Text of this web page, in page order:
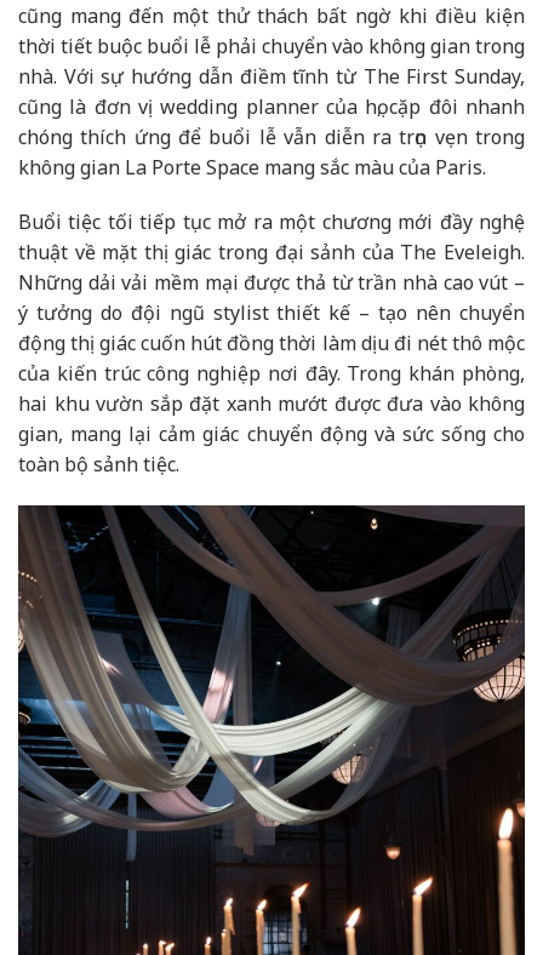
cũng mang đến một thử thách bất ngờ khi điều kiện
thời tiết buộc buổi lễ phải chuyển vào không gian trong
nhà. Với sự hướng dẫn điềm tĩnh từ The First Sunday,
cũng là đơn vị wedding planner của họ, cặp đôi nhanh
chóng thích ứng để buổi lễ vẫn diễn ra trọn vẹn trong
không gian La Porte Space mang sắc màu của Paris.
Buổi tiệc tối tiếp tục mở ra một chương mới đầy nghệ
thuật về mặt thị giác trong đại sảnh của The Eveleigh.
Những dải vải mềm mại được thả từ trần nhà cao vút –
ý tưởng do đội ngũ stylist thiết kế – tạo nên chuyển
động thị giác cuốn hút đồng thời làm dịu đi nét thô mộc
của kiến trúc công nghiệp nơi đây. Trong khán phòng,
hai khu vườn sắp đặt xanh mướt được đưa vào không
gian, mang lại cảm giác chuyển động và sức sống cho
toàn bộ sảnh tiệc.